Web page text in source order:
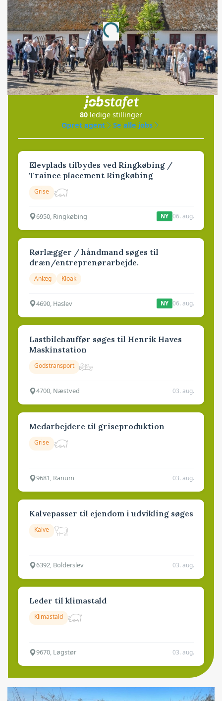
Annonce
Loading...
Jobs
i samarbejde med
80 ledige stillinger
Opret agent
Se alle jobs
Elevplads tilbydes ved Ringkøbing /
Trainee placement Ringkøbing
Grise
6950, Ringkøbing NY 06. aug.
Rørlægger / håndmand søges til
dræn/entreprenørarbejde.
Anlæg Kloak
4690, Haslev NY 06. aug.
Lastbilchauffør søges til Henrik Haves
Maskinstation
Godstransport
4700, Næstved 03. aug.
Medarbejdere til griseproduktion
Grise
9681, Ranum 03. aug.
Kalvepasser til ejendom i udvikling søges
Kalve
6392, Bolderslev 03. aug.
Leder til klimastald
Klimastald
9670, Løgstør 03. aug.